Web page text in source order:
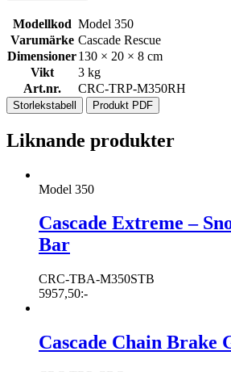
Modellkod Model 350
Varumärke Cascade Rescue
Dimensioner130 × 20 × 8 cm
Vikt
3 kg
Art.nr.
CRC-TRP-M350RH
Storlekstabell Produkt PDF
Liknande produkter
Model 350
Cascade Extreme –
Bar
CRC-TBA-M350STB
5957,50:-
Cascade Chain Brake